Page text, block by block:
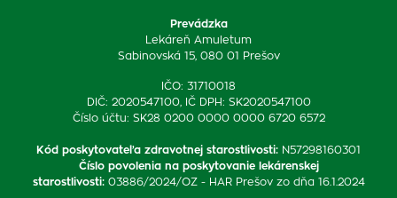
Prevádzka
Lekáreň Amuletum
Sabinovská 15, 080 01 Prešov
IČO: 31710018
DIČ: 2020547100, IČ DPH: SK2020547100
Číslo účtu: SK28 0200 0000 0000 6720 6572
Kód poskytovateľa zdravotnej starostlivosti: N57298160301
Číslo povolenia na poskytovanie lekárenskej
starostlivosti: 03886/2024/OZ - HAR Prešov zo dňa 16.1.2024